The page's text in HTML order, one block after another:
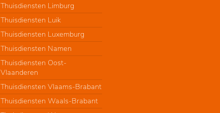
Thuisdiensten Limburg
Thuisdiensten Luik
Thuisdiensten Luxemburg
Thuisdiensten Namen
Thuisdiensten Oost-
Vlaanderen
Thuisdiensten Vlaams-Brabant
Thuisdiensten Waals-Brabant